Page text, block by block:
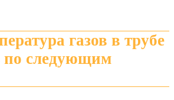
по следующим